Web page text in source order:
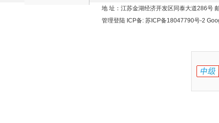
地 址：江苏金湖经济开发区同泰大道286号
管理登陆 ICP备: 苏ICP备18047790号-2